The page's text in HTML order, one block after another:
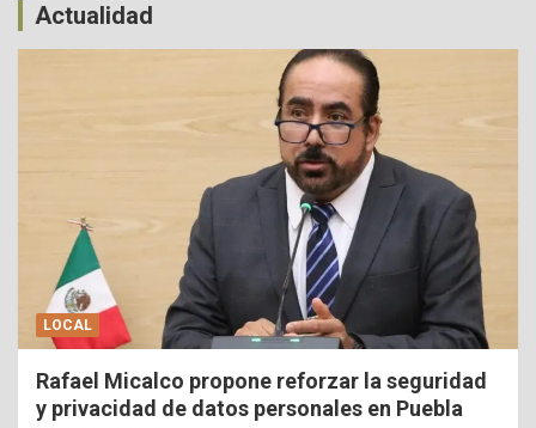
Actualidad
LOCAL
Rafael Micalco propone reforzar la seguridad
y privacidad de datos personales en Puebla